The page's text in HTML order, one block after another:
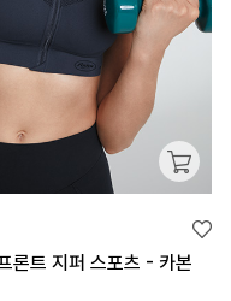
론트 지퍼 스포츠 - 카본